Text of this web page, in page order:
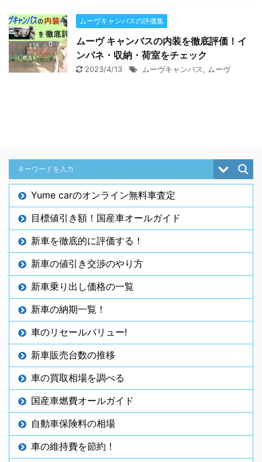
ムーヴキャンバスの評価集
ムーヴ キャンバスの内装を徹底評価！イ
ンパネ・収納・荷室をチェック
2023/4/13 ムーヴキャンバス, ムーヴ
Yume carのオンライン無料車査定
目標値引き額！国産車オールガイド
新車を徹底的に評価する！
新車の値引き交渉のやり方
新車乗り出し価格の一覧
新車の納期一覧！
車のリセールバリュー!
新車販売台数の推移
車の買取相場を調べる
国産車燃費オールガイド
自動車保険料の相場
車の維持費を節約！